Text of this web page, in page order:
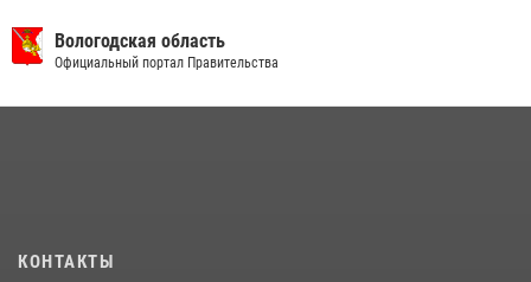
угрожавших молодежи расправой
08 июля 2026, 07:52 1
минувшую неделю
Вологодская область
Официальный портал Правительства
КОНТАКТЫ